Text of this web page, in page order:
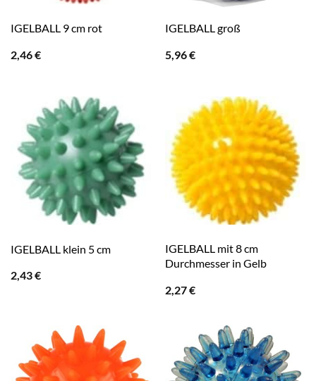
IGELBALL 9 cm rot
2,46€
IGELBALL groß
5,96€
IGELBALL klein 5 cm
2,43€
IGELBALL mit 8 cm
Durchmesser in Gelb
2,27€